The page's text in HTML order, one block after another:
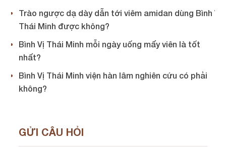
Trào ngược dạ dày dẫn tới viêm amidan dùng Bình Vị
Thái Minh được không?
Bình Vị Thái Minh mỗi ngày uống mấy viên là tốt
nhất?
Bình Vị Thái Minh viện hàn lâm nghiên cứu có phải
không?
GỬI CÂU HỎI